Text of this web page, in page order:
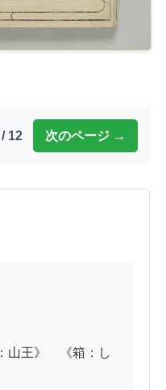
12 次のページ →
山王》　《箱：し